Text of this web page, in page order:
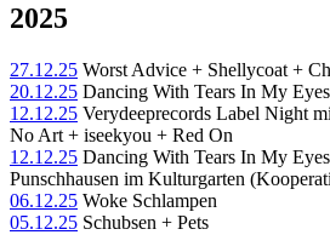
2025
27.12.25 Worst Advice + Shellycoat +
20.12.25 Dancing With Tears In My Eyes
12.12.25 Verydeeprecords Label Night
No Art + iseekyou + Red On
12.12.25 Dancing With Tears In My
Punschhausen im Kulturgarten
06.12.25 Woke Schlampen
05.12.25 Schubsen + Pets